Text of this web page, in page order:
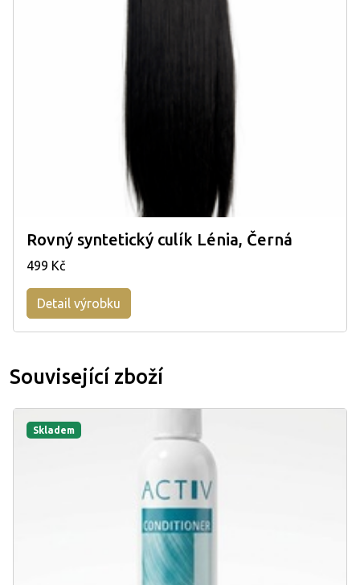
Rovný syntetický culík Lénia, Černá
499 Kč
Detail výrobku
Související zboží
Skladem